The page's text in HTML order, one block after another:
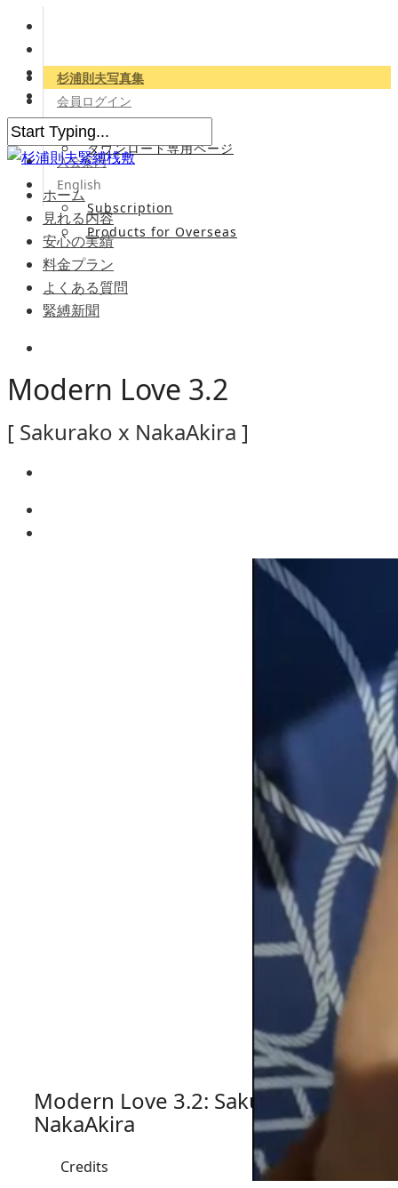
杉浦則夫写真集
会員ログイン
会員専用サイト
ダウンロード専用ページ
入会案内
English
Subscription
Products for Overseas
ホーム
見れる内容
安心の実績
料金プラン
よくある質問
緊縛新聞
Modern Love 3.2
[ Sakurako x NakaAkira ]
Modern Love 3.2: Sakurako x
NakaAkira
Credits